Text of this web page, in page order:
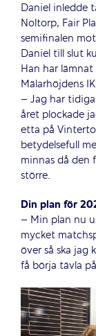
Daniel inledde
Noltorp, Fair
semifinalen
Daniel till slut
Han har
Mälarhöjdens
– Jag har
året plockade
etta på
betydelsefull
minnas då den
större.
Din plan för
– Min plan nu
mycket
över så ska
få börja tävla